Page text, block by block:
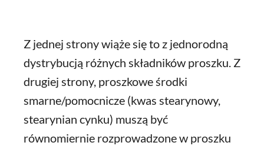
Z jednej strony wiąże się to z jednorodną
dystrybucją różnych składników proszku. Z
drugiej strony, proszkowe środki
smarne/pomocnicze (kwas stearynowy,
stearynian cynku) muszą być
równomiernie rozprowadzone w proszku